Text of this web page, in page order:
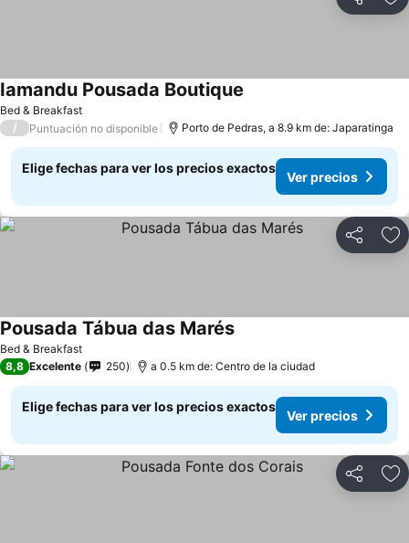
Compartir
Bed & Breakfast
Iamandu Pousada Boutique
/ Puntuación no disponible Porto de Pedras, a 8.9 km de: Japaratinga
Elige fechas para ver los precios exactos
Ver precios
Compartir
Bed & Breakfast
Pousada Tábua das MarésVer precios
8,8 Excelente 250 a 0.5 km de: Centro de la ciudad
Elige fechas para ver los precios exactos
Ver precios
Compartir